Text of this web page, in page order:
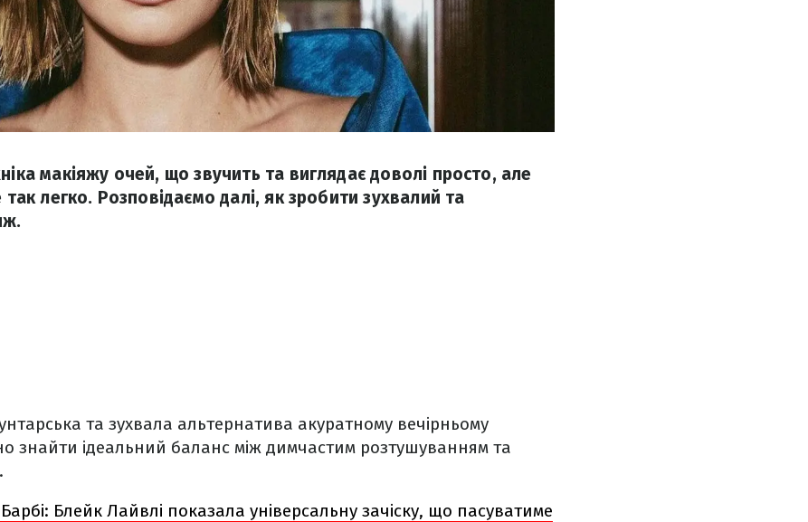
макіяжу очей, що звучить та виглядає доволі просто, але
так легко. Розповідаємо далі, як зробити зухвалий та
та зухвала альтернатива акуратному вечірньому
знайти ідеальний баланс між димчастим розтушуванням та
Блейк Лайвлі показала універсальну зачіску, що пасуватиме